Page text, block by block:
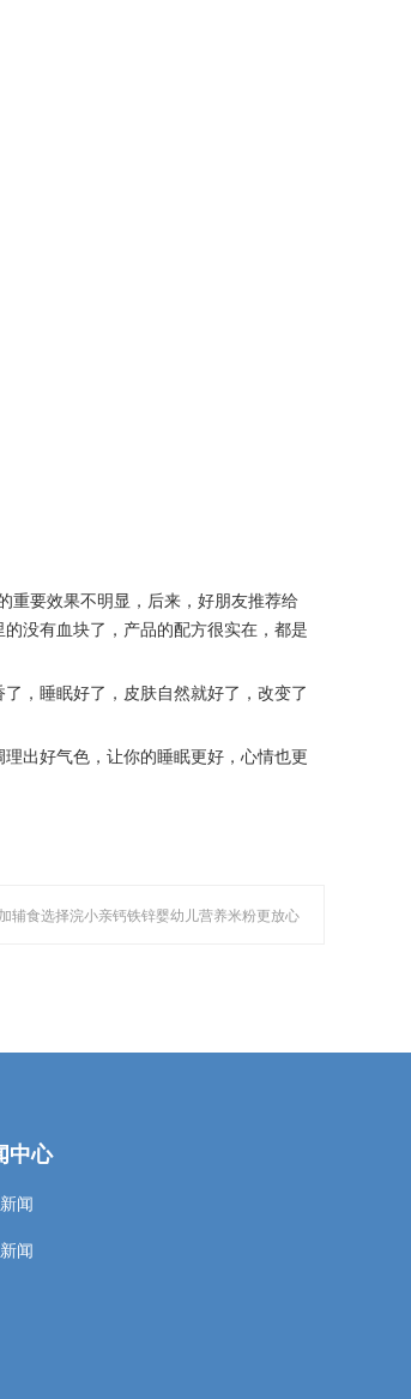
重要效果不明显，后来，好朋友推荐给
没有血块了，产品的配方很实在，都是
，睡眠好了，皮肤自然就好了，改变了
理出好气色，让你的睡眠更好，心情也更
辅食选择浣小亲钙铁锌婴幼儿营养米粉更放心
中心
闻
闻